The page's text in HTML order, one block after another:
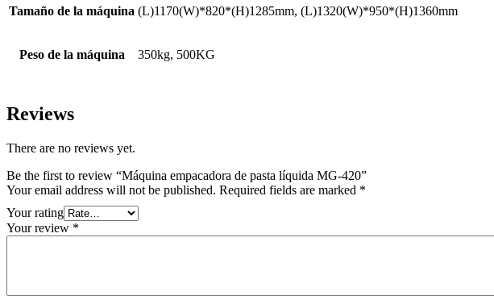
Tamaño de la máquina (L)1170(W)*820*(H)1285mm, (L)1320(W)*950*(H)1360mm
Peso de la máquina 350kg, 500KG
Reviews
There are no reviews yet.
Be the first to review “Máquina empacadora de pasta líquida MG-420”
Your email address will not be published. Required fields are marked *
Your rating
Your review *